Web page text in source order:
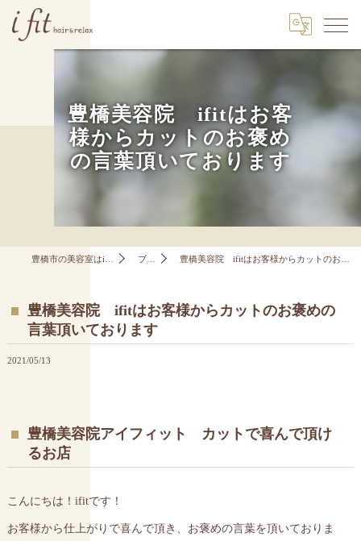
豊橋美容院 ifitはお客
様からカットのお褒め
の言葉頂いております
ブログ 豊橋美容院 ifitはお客様からカットのお褒めの言葉頂いております
豊橋美容院 ifitはお客様からカットのお褒めの
言葉頂いております
2021/05/13
豊橋美容院アイフィット カットで喜んで頂け
るお店
こんにちは！ifitです！
お客様から仕上がりで喜んで頂き、お褒めの言葉を頂いておりま